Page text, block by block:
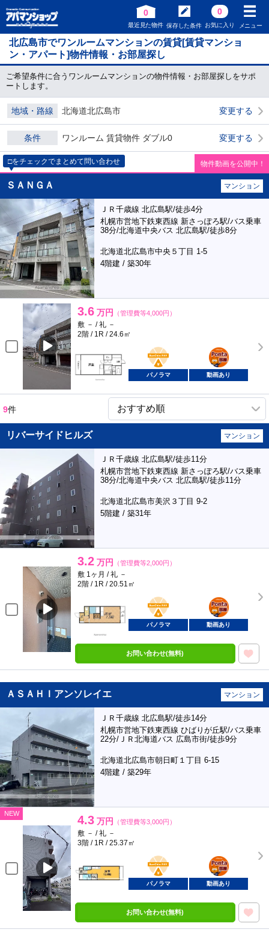
0
最近見た物件 保存した条件
0
お気に入り メニュー
北広島市でワンルームマンションの賃貸[賃貸マンショ
ン・アパート]物件情報・お部屋探し
ご希望条件に合うワンルームマンションの物件情報・お部屋探しをサポ
ートします。
地域・路線 北海道北広島市 変更する
条件 ワンルーム 賃貸物件 ダブル0 変更する
□をチェックでまとめて問い合わせ 物件動画を公開中！
ＳＡＮＧＡ マンション
ＪＲ千歳線 北広島駅/徒歩4分
札幌市営地下鉄東西線 新さっぽろ駅/バス乗車
38分/北海道中央バス 北広島駅/徒歩8分
北海道北広島市中央５丁目 1-5
4階建 / 築30年
3.6 万円 （管理費等4,000円）
敷 － / 礼 －
2階 / 1R / 24.6㎡
BunChinPAY
ポンタ
部屋
パノラマ 動画あり
9件
リバーサイドヒルズ マンション
ＪＲ千歳線 北広島駅/徒歩11分
札幌市営地下鉄東西線 新さっぽろ駅/バス乗車
38分/北海道中央バス 北広島駅/徒歩11分
北海道北広島市美沢３丁目 9-2
5階建 / 築31年
3.2 万円 （管理費等2,000円）
敷 1ヶ月 / 礼 －
2階 / 1R / 20.51㎡
BunChinPAY
ポンタ
部屋
パノラマ 動画あり
お問い合わせ(無料)
ＡＳＡＨＩアンソレイエ マンション
ＪＲ千歳線 北広島駅/徒歩14分
札幌市営地下鉄東西線 ひばりが丘駅/バス乗車
22分/ＪＲ北海道バス 広島市街/徒歩9分
北海道北広島市朝日町１丁目 6-15
4階建 / 築29年
NEW 4.3 万円 （管理費等3,000円）
敷 － / 礼 －
3階 / 1R / 25.37㎡
BunChinPAY
ポンタ
部屋
パノラマ 動画あり
お問い合わせ(無料)